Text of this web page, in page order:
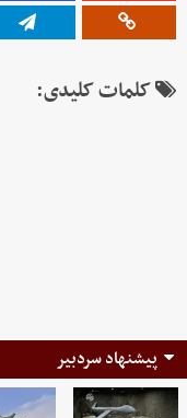
کلمات کلیدی:
پیشنهاد سردبیر